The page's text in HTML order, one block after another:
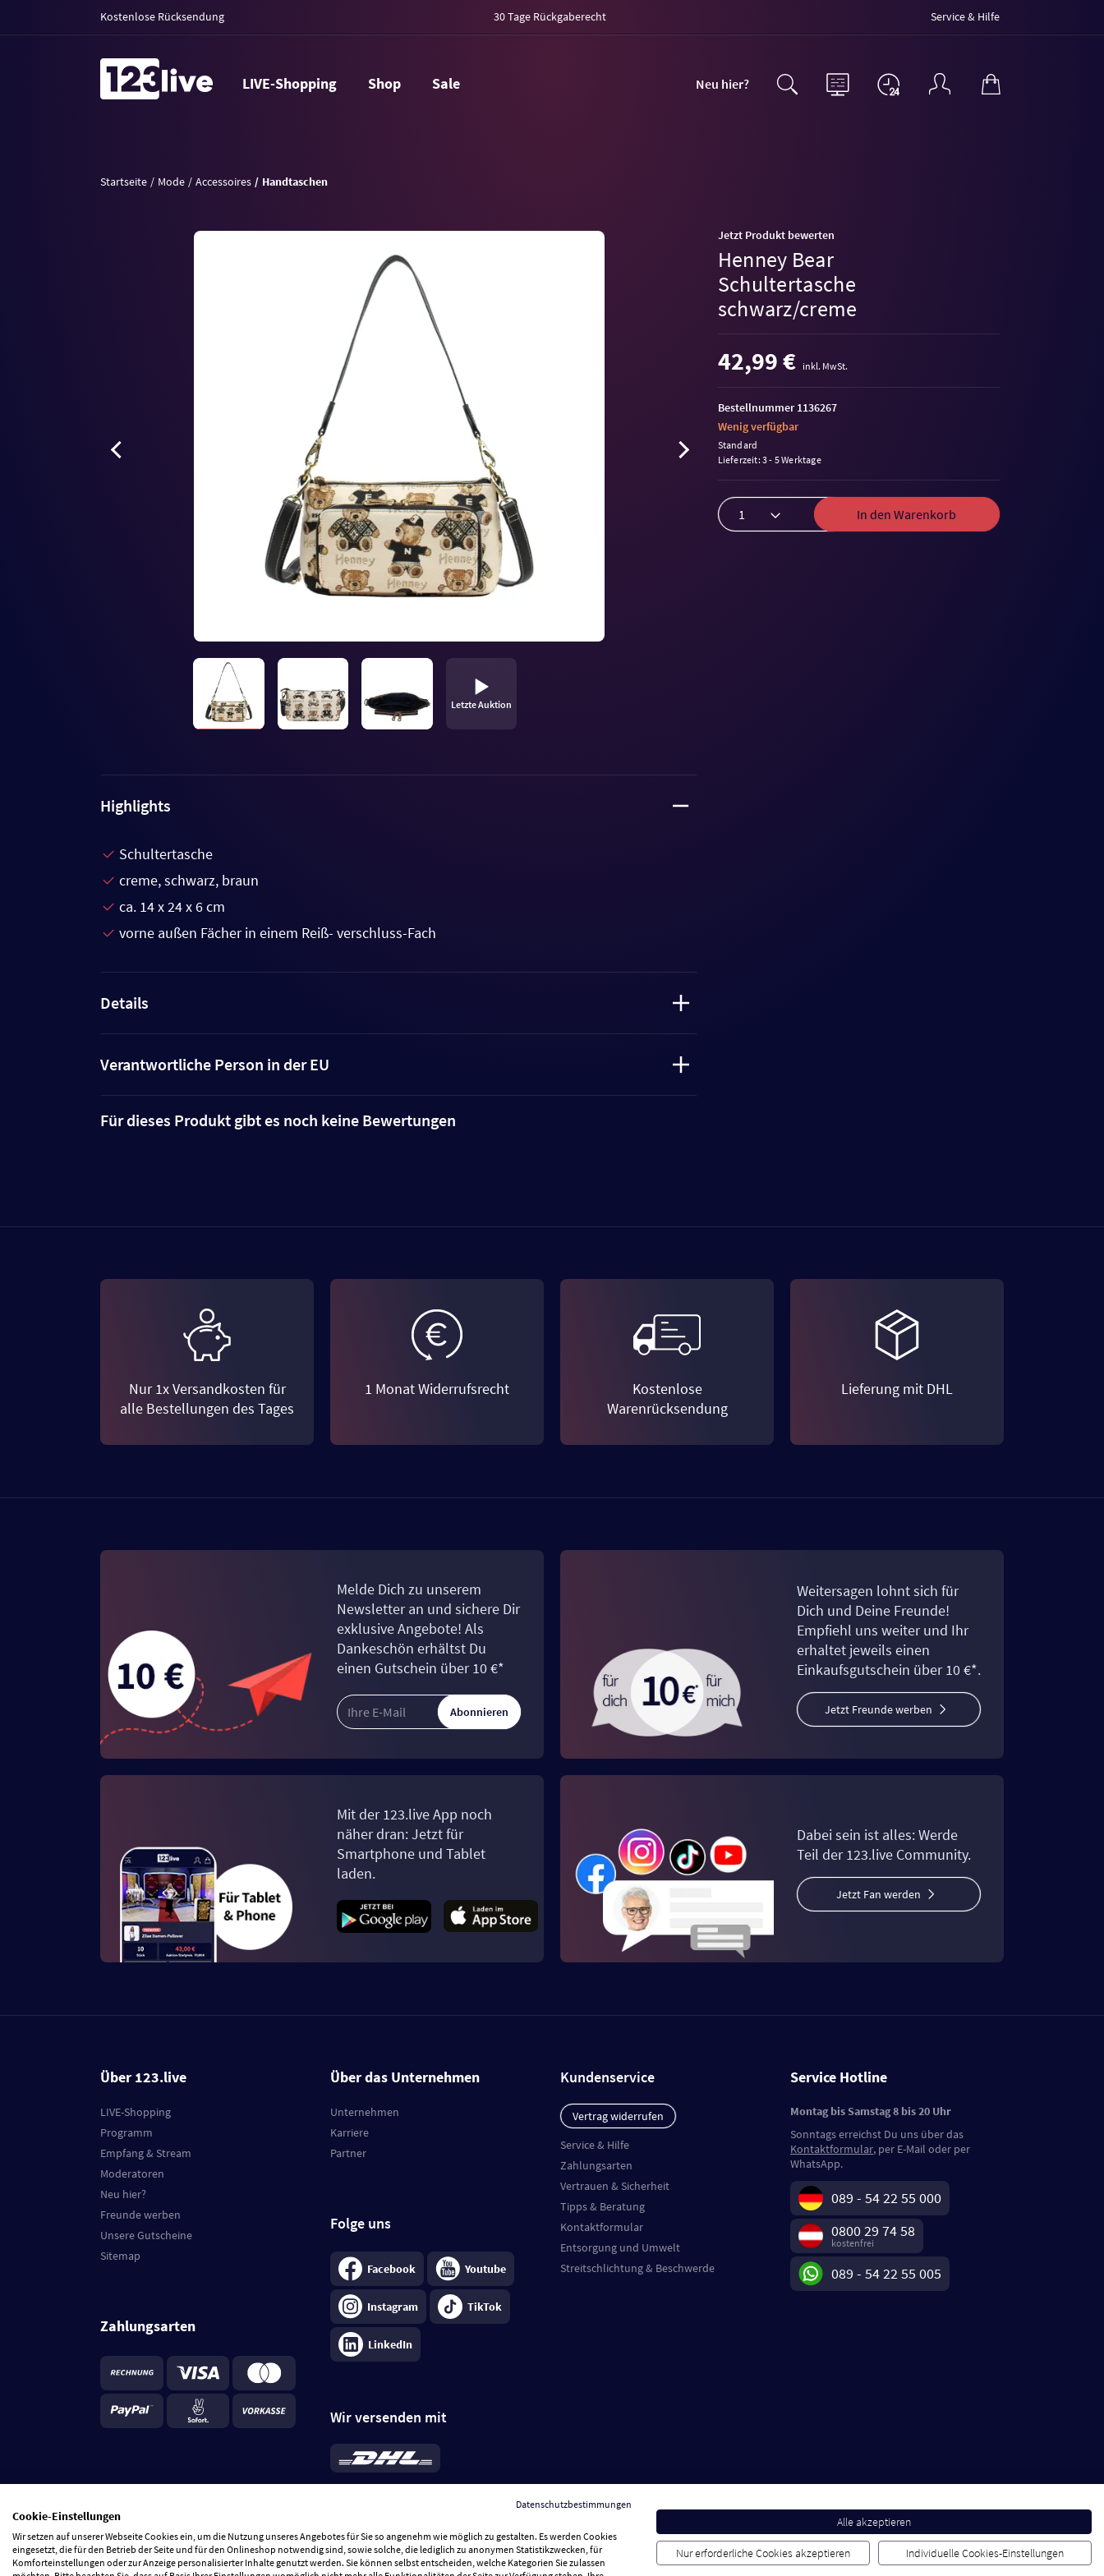
Kostenlose Rücksendung 30 Tage Rückgaberecht Service & Hilfe
LIVE-Shopping Shop Sale Neu hier?
Startseite Mode Accessoires Handtaschen
Letzte Auktion
Jetzt Produkt bewerten
Henney Bear
Schultertasche
schwarz/creme
42,99 € inkl. MwSt.
In den Warenkorb
Bestellnummer 1136267
Wenig verfügbar
Standard
Lieferzeit: 3 - 5 Werktage
Highlights
Schultertasche
creme, schwarz, braun
ca. 14 x 24 x 6 cm
vorne außen Fächer in einem Reiß- verschluss-Fach
Details
Verantwortliche Person in der EU
Für dieses Produkt gibt es noch keine Bewertungen
Nur 1x Versandkosten für
alle Bestellungen des Tages
1 Monat Widerrufsrecht
Kostenlose
Warenrücksendung
Lieferung mit DHL
Melde Dich zu unserem
Newsletter an und sichere Dir
exklusive Angebote! Als
Dankeschön erhältst Du
einen Gutschein über 10 €*
Abonnieren
Weitersagen lohnt sich für
Dich und Deine Freunde!
Empfiehl uns weiter und Ihr
erhaltet jeweils einen
Einkaufsgutschein über 10 €*.
Jetzt Freunde werben
Mit der 123.live App noch
näher dran: Jetzt für
Smartphone und Tablet
laden.
Dabei sein ist alles: Werde
Teil der 123.live Community.
Jetzt Fan werden
Über 123.live
LIVE-Shopping
Programm
Empfang & Stream
Moderatoren
Neu hier?
Freunde werben
Unsere Gutscheine
Sitemap
Zahlungsarten
Über das Unternehmen
Unternehmen
Karriere
Partner
Folge uns
Facebook Youtube
Instagram TikTok
LinkedIn
Wir versenden mit
*Standard 6,95 €; bei Kühlware zzgl. 0,99 €
je Bestellung, insgesamt 7,94 €. Lieferzeit3-
Kundenservice
Vertrag widerrufen
Service & Hilfe
Zahlungsarten
Vertrauen & Sicherheit
Tipps & Beratung
Kontaktformular
Entsorgung und Umwelt
Streitschlichtung & Beschwerde
Service Hotline
Montag bis Samstag 8 bis 20 Uhr
Sonntags erreichst Du uns über das
Kontaktformular, per E-Mail oder per
WhatsApp.
089 - 54 22 55 000
0800 29 74 58
kostenfrei
089 - 54 22 55 005
Datenschutzbestimmungen
Cookie-Einstellungen
Wir setzen auf unserer Webseite Cookies ein, um die Nutzung unseres Angebotes für Sie so angenehm wie möglich zu gestalten. Es werden Cookies
eingesetzt, die für den Betrieb der Seite und für den Onlineshop notwendig sind, sowie solche, die lediglich zu anonymen Statistikzwecken, für
Komforteinstellungen oder zur Anzeige personalisierter Inhalte genutzt werden. Sie können selbst entscheiden, welche Kategorien Sie zulassen
Alle akzeptieren
Nur erforderliche Cookies akzeptieren Individuelle Cookies-Einstellungen